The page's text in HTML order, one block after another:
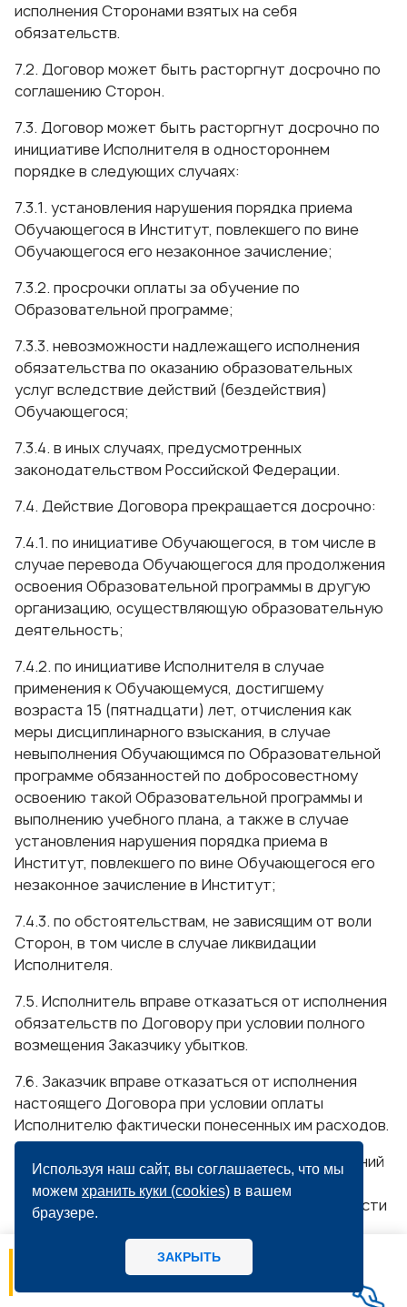
Используя наш сайт, вы соглашаетесь, что мы
можемхранить куки (cookies) в вашем
браузере.
ЗАКРЫТЬ
исполнения Сторонами взятых на себя
обязательств.
7.2. Договор может быть расторгнут досрочно по
соглашению Сторон.
7.3. Договор может быть расторгнут досрочно по
инициативе Исполнителя в одностороннем
порядке в следующих случаях:
7.3.1. установления нарушения порядка приема
Обучающегося в Институт, повлекшего по вине
Обучающегося его незаконное зачисление;
7.3.2. просрочки оплаты за обучение по
Образовательной программе;
7.3.3. невозможности надлежащего исполнения
обязательства по оказанию образовательных
услуг вследствие действий (бездействия)
Обучающегося;
7.3.4. в иных случаях, предусмотренных
законодательством Российской Федерации.
7.4. Действие Договора прекращается досрочно:
7.4.1. по инициативе Обучающегося, в том числе в
случае перевода Обучающегося для продолжения
освоения Образовательной программы в другую
организацию, осуществляющую образовательную
деятельность;
7.4.2. по инициативе Исполнителя в случае
применения к Обучающемуся, достигшему
возраста 15 (пятнадцати) лет, отчисления как
меры дисциплинарного взыскания, в случае
невыполнения Обучающимся по Образовательной
программе обязанностей по добросовестному
освоению такой Образовательной программы и
выполнению учебного плана, а также в случае
установления нарушения порядка приема в
Институт, повлекшего по вине Обучающегося его
незаконное зачисление в Институт;
7.4.3. по обстоятельствам, не зависящим от воли
Сторон, в том числе в случае ликвидации
Исполнителя.
7.5. Исполнитель вправе отказаться от исполнения
обязательств по Договору при условии полного
возмещения Заказчику убытков.
7.6. Заказчик вправе отказаться от исполнения
настоящего Договора при условии оплаты
Исполнителю фактически понесенных им расходов.
7.7. Основанием для прекращения правоотношений
Сторон является приказ об отчислении
Обучающегося из Института. Права и обязанности
Обучающегося, предусмотренные
законодательством Российской Федерации об
образовании и локальными нормативными актами
Исполнителя, прекращаются со дня отчисления
МИРБИС - Школа бизнеса А вы как